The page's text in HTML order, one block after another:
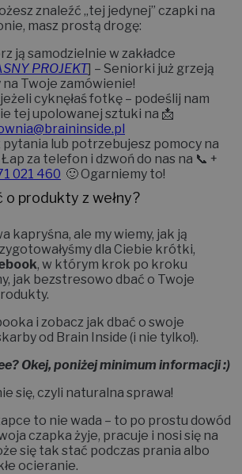
znaleźć „tej jedynej” czapki na
masz prostą drogę:
ją samodzielnie w zakładce
PROJEKT] – Seniorki już grzeją
Twoje zamówienie!
cyknęłaś fotkę – podeślij nam
tej upolowanej sztuki na 📩
pytania lub potrzebujesz pomocy na
za telefon i dzwoń do nas na 📞 +
021 460 🙂 Ogarniemy to!
o produkty z wełny?
kapryśna, ale my wiemy, jak ją
dla Ciebie krótki,
, w którym krok po kroku
jak bezstresowo dbać o Twoje
i zobacz jak dbać o swoje
od Brain Inside (i nie tylko!).
Okej, poniżej minimum informacji :)
się, czyli naturalna sprawa!
to nie wada – to po prostu dowód
czapka żyje, pracuje i nosi się na
się tak stać podczas prania albo
ocieranie.